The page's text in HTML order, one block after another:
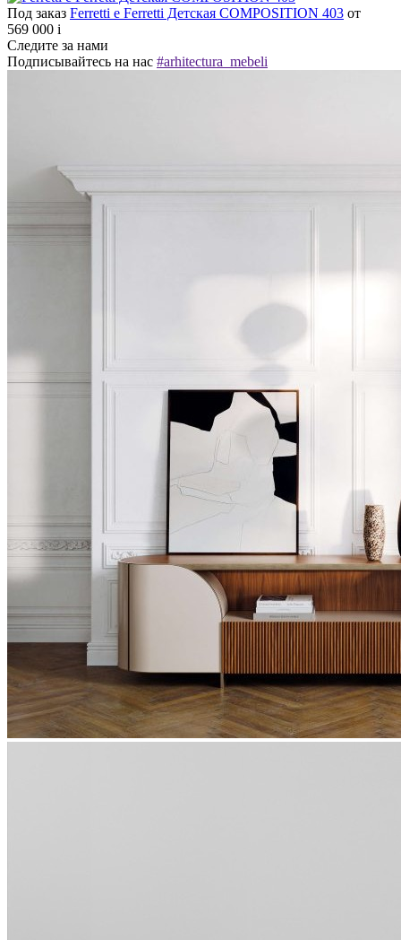
Под заказ Ferretti e Ferretti Детская COMPOSITION 403 от
569 000 i
Следите за нами
Подписывайтесь на нас #arhitectura_mebeli